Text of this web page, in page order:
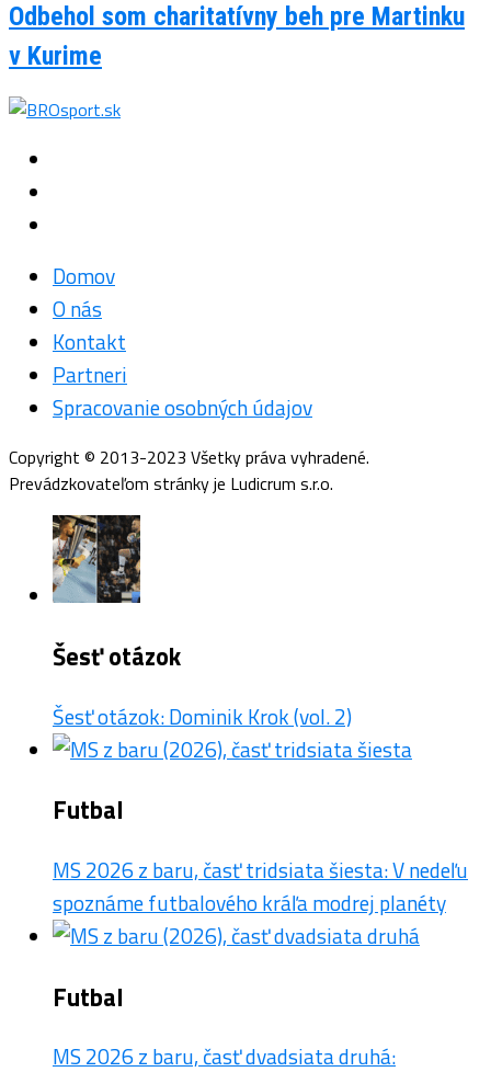
Odbehol som charitatívny beh pre Martinku
v Kurime
Domov
O nás
Kontakt
Partneri
Spracovanie osobných údajov
Copyright © 2013-2023 Všetky práva vyhradené.
Prevádzkovateľom stránky je Ludicrum s.r.o.
Šesť otázok
Šesť otázok: Dominik Krok (vol. 2)
Futbal
MS 2026 z baru, časť tridsiata šiesta: V nedeľu
spoznáme futbalového kráľa modrej planéty
Futbal
MS 2026 z baru, časť dvadsiata druhá: